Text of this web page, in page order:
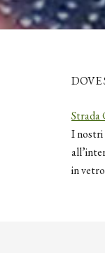
DOVE
Strada
I nostri
in